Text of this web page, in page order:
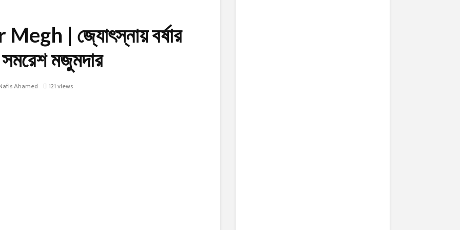
| জ্যোৎস্নায় বর্ষার
মজুমদার
Ahamed 121 views